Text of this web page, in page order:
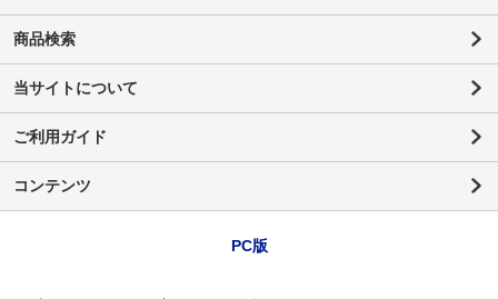
商品検索
当サイトについて
ご利用ガイド
コンテンツ
PC版